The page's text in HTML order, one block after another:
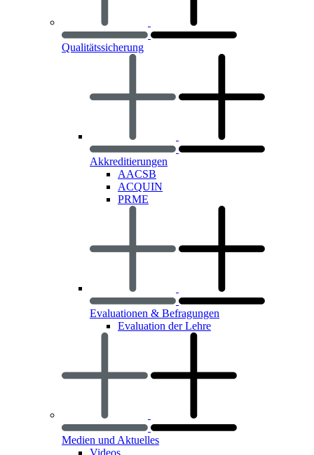
Qualitätssicherung
Akkreditierungen
AACSB
ACQUIN
PRME
Evaluationen & Befragungen
Evaluation der Lehre
Medien und Aktuelles
Videos